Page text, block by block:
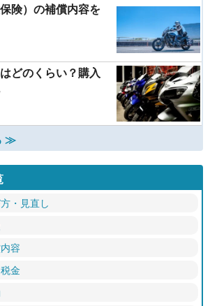
険）の補償内容を
どのくらい？購入
≫
・見直し
容
金